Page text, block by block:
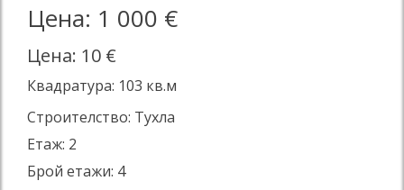
Цена: 1 000 €
Цена: 10 €
Квадратура: 103 кв.м
Строителство: Тухла
Етаж: 2
Брой етажи: 4